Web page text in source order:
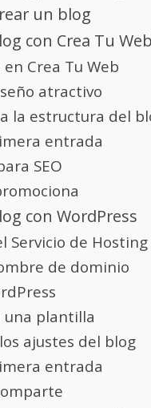
un blog
con Crea Tu Web
Crea Tu Web
atractivo
la estructura del
entrada
SEO
con WordPress
Servicio de
de dominio
una plantilla
ajustes del blog
entrada